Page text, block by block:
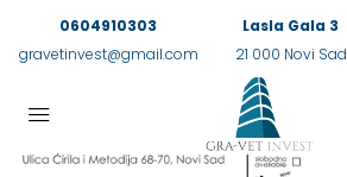
0604910303
gravetinvest@gmail.com
Lasla Gala 3
21 000 Novi Sad